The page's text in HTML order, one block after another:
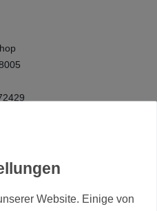
werden zerlegt und unbemalt
Website. Einige von